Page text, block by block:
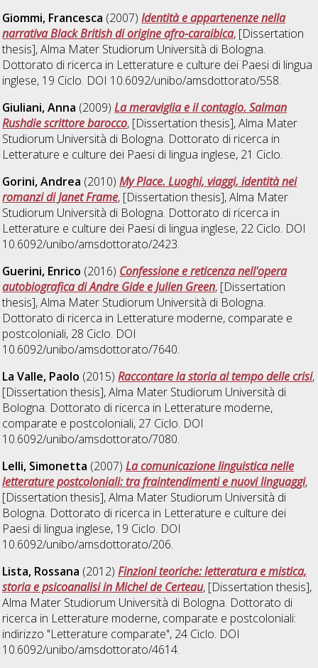
Giommi, Francesca (2007)Identità e appartenenze nella
narrativa Black British di origine afro-caraibica, [Dissertation
thesis], Alma Mater Studiorum Università di Bologna.
Dottorato di ricerca in Letterature e culture dei Paesi di lingua
inglese, 19 Ciclo. DOI 10.6092/unibo/amsdottorato/558.
Giuliani, Anna (2009)La meraviglia e il contagio. Salman
Rushdie scrittore barocco, [Dissertation thesis], Alma Mater
Studiorum Università di Bologna. Dottorato di ricerca in
Letterature e culture dei Paesi di lingua inglese, 21 Ciclo.
Gorini, Andrea (2010)My Place. Luoghi, viaggi, identità nei
romanzi di Janet Frame, [Dissertation thesis], Alma Mater
Studiorum Università di Bologna. Dottorato di ricerca in
Letterature e culture dei Paesi di lingua inglese, 22 Ciclo. DOI
10.6092/unibo/amsdottorato/2423.
Guerini, Enrico (2016) Confessione e reticenza nell'opera
autobiografica di Andre Gide e Julien Green, [Dissertation
thesis], Alma Mater Studiorum Università di Bologna.
Dottorato di ricerca in Letterature moderne, comparate e
postcoloniali, 28 Ciclo. DOI
10.6092/unibo/amsdottorato/7640.
La Valle, Paolo (2015)Raccontare la storia al tempo delle crisi,
[Dissertation thesis], Alma Mater Studiorum Università di
Bologna. Dottorato di ricerca in Letterature moderne,
comparate e postcoloniali, 27 Ciclo. DOI
10.6092/unibo/amsdottorato/7080.
Lelli, Simonetta (2007)La comunicazione linguistica nelle
letterature postcoloniali: tra fraintendimenti e nuovi linguaggi,
[Dissertation thesis], Alma Mater Studiorum Università di
Bologna. Dottorato di ricerca in Letterature e culture dei
Paesi di lingua inglese, 19 Ciclo. DOI
10.6092/unibo/amsdottorato/206.
Lista, Rossana (2012)Finzioni teoriche: letteratura e mistica,
storia e psicoanalisi in Michel de Certeau, [Dissertation thesis],
Alma Mater Studiorum Università di Bologna. Dottorato di
ricerca in Letterature moderne, comparate e postcoloniali:
indirizzo "Letterature comparate", 24 Ciclo. DOI
10.6092/unibo/amsdottorato/4614.